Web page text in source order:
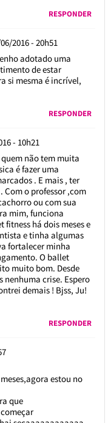
RESPONDER
2016 - 20h51
adotado uma
de estar
si mesma é incrível,
RESPONDER
- 10h21
não tem muita
é fazer uma
. E mais , ter
o professor ,com
ou com sua
mim, funciona
fitness há dois meses e
e tinha algumas
fortalecer minha
O ballet
muito bom. Desde
nenhuma crise. Espero
demais ! Bjss, Ju!
RESPONDER
estou no
que